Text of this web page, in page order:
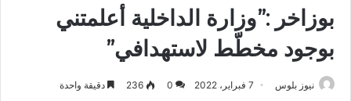
بوزاخر :”وزارة الداخلية أعلمتني
بوجود مخطّط لاستهدافي”‎‎
نيوز بلوس 7 فبراير، 2022 0
236 دقيقة واحدة